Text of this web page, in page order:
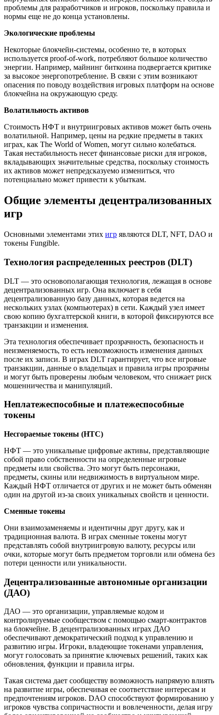
проблемы для разработчиков и игроков, поскольку правила и
нормы еще не до конца установлены.
Экологические проблемы
Некоторые блокчейн-системы, особенно те, в которых
используется proof-of-work, потребляют большое количество
энергии. Например, майнинг биткоина подвергается критике
за высокое энергопотребление. В связи с этим возникают
опасения по поводу воздействия игровых платформ на основе
блокчейна на окружающую среду.
Волатильность активов
Стоимость НФТ и внутриигровых активов может быть очень
волатильной. Например, цены на редкие предметы в таких
играх, как The World of Women, могут сильно колебаться.
Такая нестабильность несет финансовые риски для игроков,
вкладывающих значительные средства, поскольку стоимость
их активов может непредсказуемо измениться, что
потенциально может привести к убыткам.
Общие элементы децентрализованных
игр
Основными элементами этих игр являются DLT, NFT, DAO и
токены Fungible.
Технология распределенных реестров (DLT)
DLT — это основополагающая технология, лежащая в основе
децентрализованных игр. Она включает в себя
децентрализованную базу данных, которая ведется на
нескольких узлах (компьютерах) в сети. Каждый узел имеет
свою копию бухгалтерской книги, в которой фиксируются все
транзакции и изменения.
Эта технология обеспечивает прозрачность, безопасность и
неизменяемость, то есть невозможность изменения данных
после их записи. В играх DLT гарантирует, что все игровые
транзакции, данные о владельцах и правила игры прозрачны
и могут быть проверены любым человеком, что снижает риск
мошенничества и манипуляций.
Неплатежеспособные и платежеспособные
токены
Несгораемые токены (НТС)
НФТ — это уникальные цифровые активы, представляющие
собой право собственности на определенные игровые
предметы или свойства. Это могут быть персонажи,
предметы, скины или недвижимость в виртуальном мире.
Каждый НФТ отличается от других и не может быть обменян
один на другой из-за своих уникальных свойств и ценности.
Сменные токены
Они взаимозаменяемы и идентичны друг другу, как и
традиционная валюта. В играх сменные токены могут
представлять собой внутриигровую валюту, ресурсы или
очки, которые могут быть предметом торговли или обмена без
потери ценности или уникальности.
Децентрализованные автономные организации
(ДАО)
ДАО — это организации, управляемые кодом и
контролируемые сообществом с помощью смарт-контрактов
на блокчейне. В децентрализованных играх ДАО
обеспечивают демократический подход к управлению и
развитию игры. Игроки, владеющие токенами управления,
могут голосовать за принятие ключевых решений, таких как
обновления, функции и правила игры.
Такая система дает сообществу возможность напрямую влиять
на развитие игры, обеспечивая ее соответствие интересам и
предпочтениям игроков. DAO способствуют формированию у
игроков чувства сопричастности и вовлеченности, делая игру